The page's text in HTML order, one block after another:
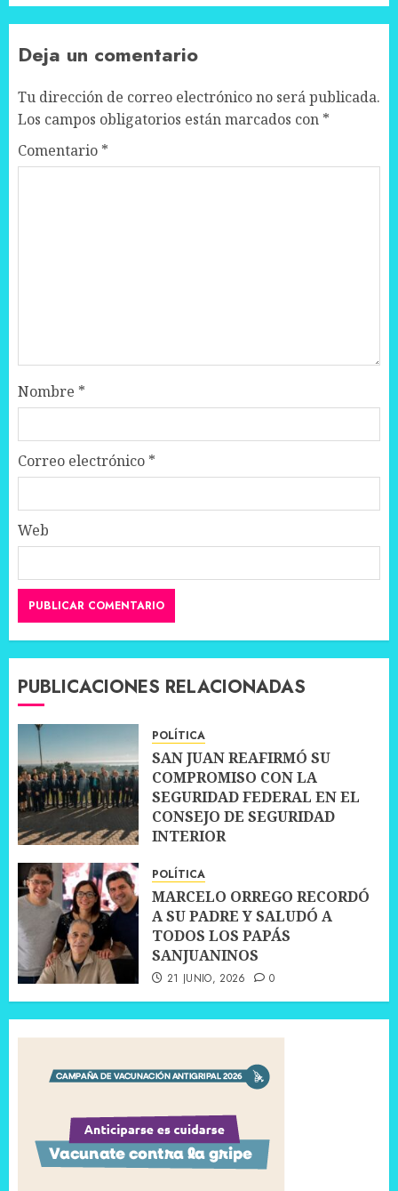
Deja un comentario
Tu dirección de correo electrónico no será publicada.
Los campos obligatorios están marcados con *
Comentario *
Nombre *
Correo electrónico *
Web
PUBLICACIONES RELACIONADAS
POLÍTICA
SAN JUAN REAFIRMÓ SU
COMPROMISO CON LA
SEGURIDAD FEDERAL EN EL
CONSEJO DE SEGURIDAD
INTERIOR
POLÍTICA
MARCELO ORREGO RECORDÓ
A SU PADRE Y SALUDÓ A
TODOS LOS PAPÁS
SANJUANINOS
21 JUNIO, 2026 0